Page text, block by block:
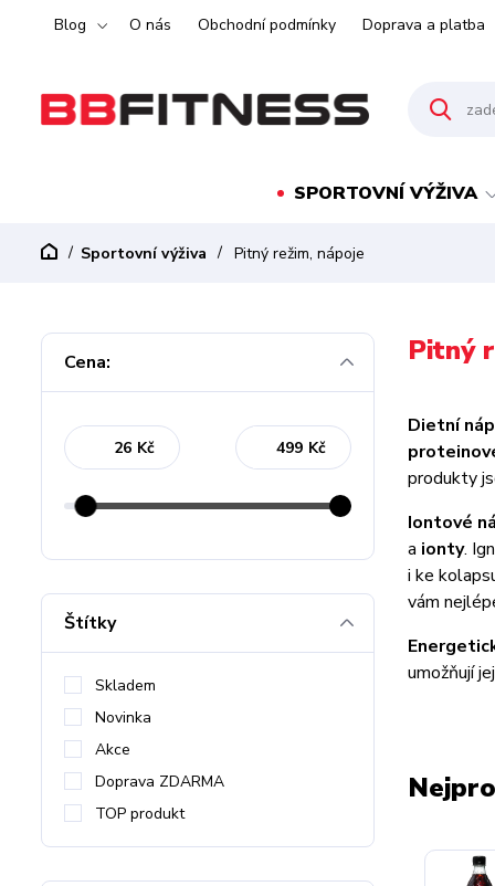
Blog O nás Obchodní podmínky Doprava a platba
SPORTOVNÍ VÝŽIVA
Sportovní výživa Pitný režim, nápoje
Pitný
Dietní
produkty
Iontové
a ionty.
i ke
vám
umožňují
Cena:
Kč Kč
Štítky
Skladem
Novinka
Akce
Doprava ZDARMA
TOP produkt